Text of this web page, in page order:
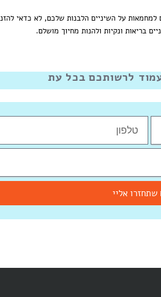
למחמאות על השיניים הלבנות שלכם, לא כדאי
בריאות ונקיות ולהנות מחיוך מושלם.
לרשותכם בכל עת
אליי